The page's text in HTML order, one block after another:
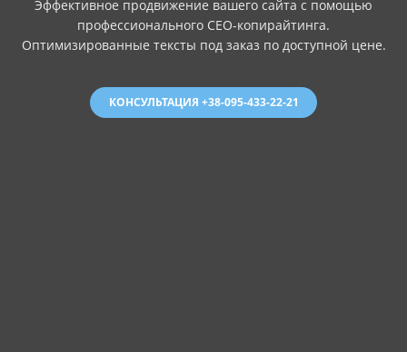
Эффективное продвижение вашего сайта с помощью
профессионального СЕО-копирайтинга.
Оптимизированные тексты под заказ по доступной цене.
КОНСУЛЬТАЦИЯ +38-095-433-22-21